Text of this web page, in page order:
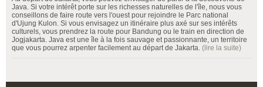
Java. Si votre intérêt porte sur les richesses naturelles de l'île, nous vous
conseillons de faire route vers l'ouest pour rejoindre le Parc national
d'Ujung Kulon. Si vous envisagez un itinéraire plus axé sur ses intérêts
culturels, vous prendrez la route pour Bandung ou le train en direction de
Jogjakarta. Java est une île à la fois sauvage et passionnante, un territoire
que vous pourrez arpenter facilement au départ de Jakarta. (lire la suite)